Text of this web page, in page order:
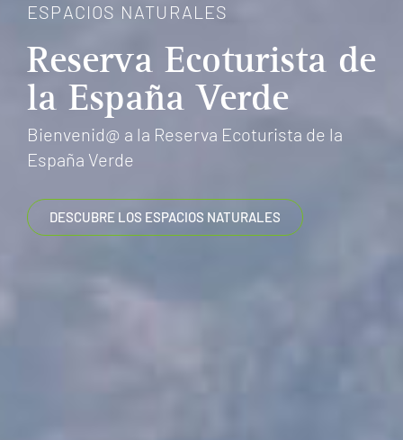
ESPACIOS NATURALES
Reserva Ecoturista de
la España Verde
Bienvenid@ a la Reserva Ecoturista de la
España Verde
DESCUBRE LOS ESPACIOS NATURALES